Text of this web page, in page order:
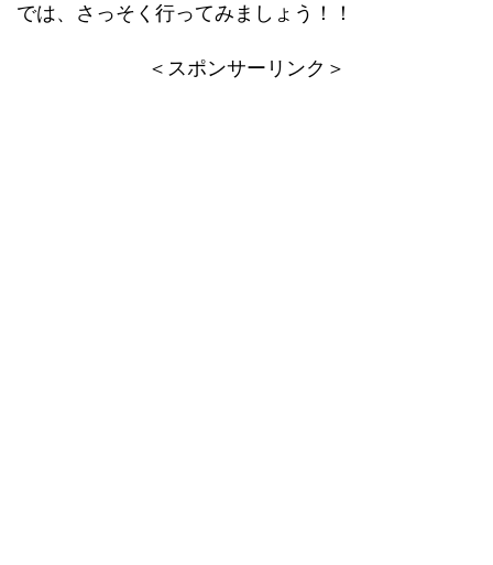
では、さっそく行ってみましょう！！
＜スポンサーリンク＞